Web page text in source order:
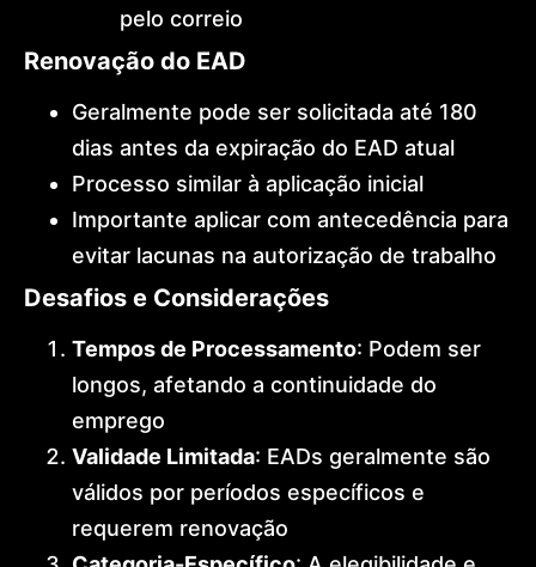
pelo correio
Renovação do EAD
Geralmente pode ser solicitada até 180
dias antes da expiração do EAD atual
Processo similar à aplicação inicial
Importante aplicar com antecedência para
evitar lacunas na autorização de trabalho
Desafios e Considerações
Tempos de Processamento: Podem ser
longos, afetando a continuidade do
emprego
Validade Limitada: EADs geralmente são
válidos por períodos específicos e
requerem renovação